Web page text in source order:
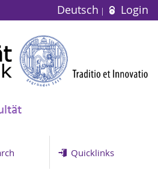
Deutsch Login
Quicklinks